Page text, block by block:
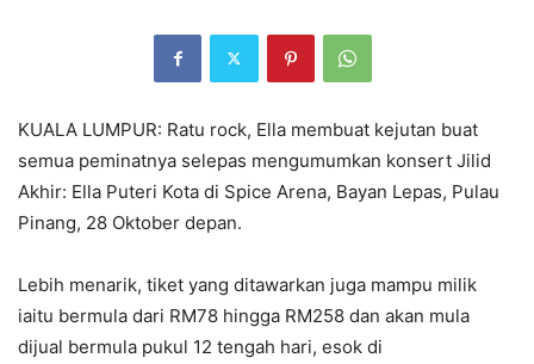
KUALA LUMPUR: Ratu rock, Ella membuat kejutan buat
semua peminatnya selepas mengumumkan konsert Jilid
Akhir: Ella Puteri Kota di Spice Arena, Bayan Lepas, Pulau
Pinang, 28 Oktober depan.
Lebih menarik, tiket yang ditawarkan juga mampu milik
iaitu bermula dari RM78 hingga RM258 dan akan mula
dijual bermula pukul 12 tengah hari, esok di